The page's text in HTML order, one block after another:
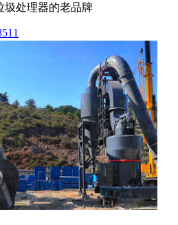
圾处理器的老品牌